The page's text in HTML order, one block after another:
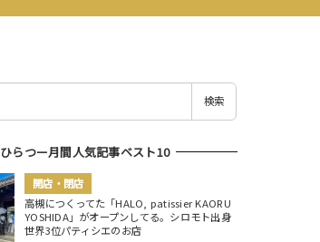
検索
ひらつー月間人気記事ベスト10
開店・閉店
高槻につくってた「HALO, patissier KAORU
YOSHIDA」がオープンしてる。シロモト出身
世界3位パティシエのお店